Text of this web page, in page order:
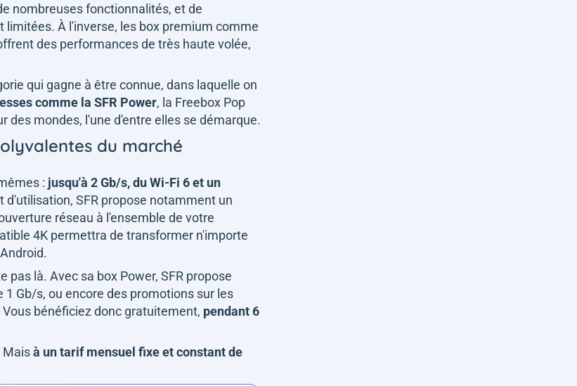
nombreuses fonctionnalités, et de
À l'inverse, les box premium comme
des performances de très haute volée,
qui gagne à être connue, dans laquelle on
comme la SFR Power, la Freebox Pop
des mondes, l'une d'entre elles se démarque.
du marché
: jusqu'à 2 Gb/s, du Wi-Fi 6 et un
d'utilisation, SFR propose notamment un
réseau à l'ensemble de votre
4K permettra de transformer n'importe
là. Avec sa box Power, SFR propose
Gb/s, ou encore des promotions sur les
bénéficiez donc gratuitement, pendant 6
Maisà un tarif mensuel fixe et constant de